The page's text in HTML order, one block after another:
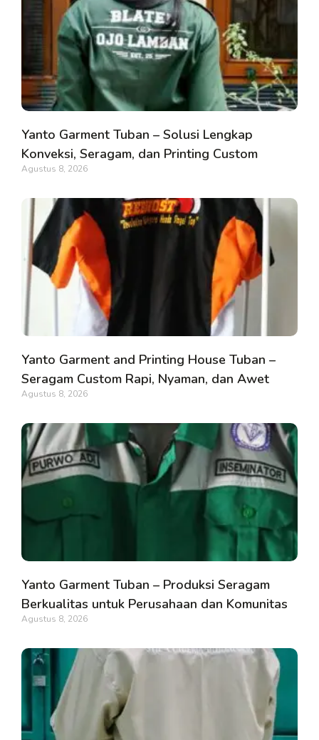
Yanto Garment Tuban – Solusi Lengkap
Konveksi, Seragam, dan Printing Custom
Agustus 8, 2026
Yanto Garment and Printing House Tuban –
Seragam Custom Rapi, Nyaman, dan Awet
Agustus 8, 2026
Yanto Garment Tuban – Produksi Seragam
Berkualitas untuk Perusahaan dan Komunitas
Agustus 8, 2026